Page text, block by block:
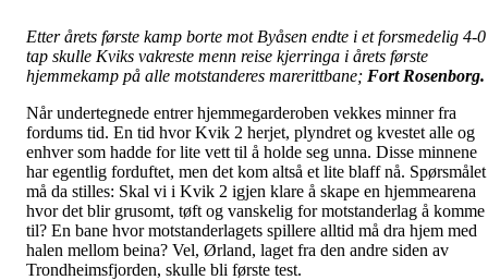
Etter årets første kamp borte mot Byåsen endte i et forsmedelig 4-0
tap skulle Kviks vakreste menn reise kjerringa i årets første
hjemmekamp på alle motstanderes marerittbane; Fort Rosenborg.
Når undertegnede entrer hjemmegarderoben vekkes minner fra
fordums tid. En tid hvor Kvik 2 herjet, plyndret og kvestet alle og
enhver som hadde for lite vett til å holde seg unna. Disse minnene
har egentlig forduftet, men det kom altså et lite blaff nå. Spørsmålet
må da stilles: Skal vi i Kvik 2 igjen klare å skape en hjemmearena
hvor det blir grusomt, tøft og vanskelig for motstanderlag å komme
til? En bane hvor motstanderlagets spillere alltid må dra hjem med
halen mellom beina? Vel, Ørland, laget fra den andre siden av
Trondheimsfjorden, skulle bli første test.